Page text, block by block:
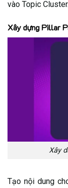
vào Topic Cluster.
Xây dựng Pillar
Xây
Tạo nội dung